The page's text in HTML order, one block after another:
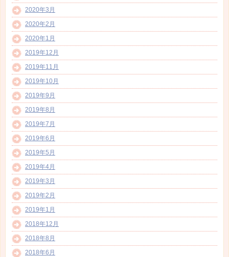
2020年3月
2020年2月
2020年1月
2019年12月
2019年11月
2019年10月
2019年9月
2019年8月
2019年7月
2019年6月
2019年5月
2019年4月
2019年3月
2019年2月
2019年1月
2018年12月
2018年8月
2018年6月